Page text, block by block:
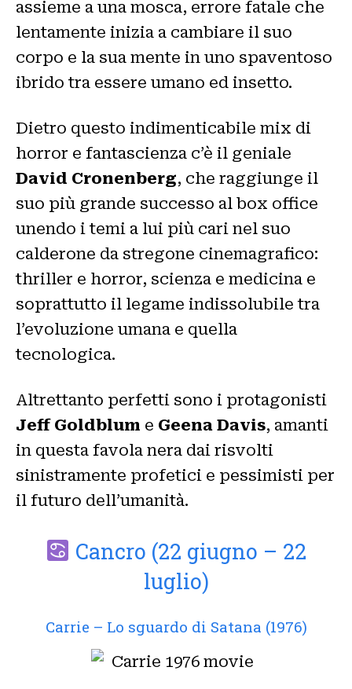
assieme a una mosca, errore fatale che
lentamente inizia a cambiare il suo
corpo e la sua mente in uno spaventoso
ibrido tra essere umano ed insetto.
Dietro questo indimenticabile mix di
horror e fantascienza c’è il geniale
David Cronenberg, che raggiunge il
suo più grande successo al box office
unendo i temi a lui più cari nel suo
calderone da stregone cinemagrafico:
thriller e horror, scienza e medicina e
soprattutto il legame indissolubile tra
l’evoluzione umana e quella
tecnologica.
Altrettanto perfetti sono i protagonisti
Jeff Goldblum e Geena Davis, amanti
in questa favola nera dai risvolti
sinistramente profetici e pessimisti per
il futuro dell’umanità.
Cancro (22 giugno – 22
luglio)
Carrie – Lo sguardo di Satana (1976)